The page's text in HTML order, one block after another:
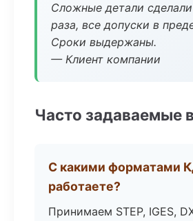
Сложные детали
раза, все допуски в
Сроки выдержаны.
— Клиент компании
Часто задаваемые
С какими форматами
работаете?
Принимаем STEP, IGES,